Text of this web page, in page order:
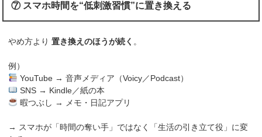
⑦ スマホ時間を“低刺激習慣”に置き換える
やめ方より置き換えのほうが続く 。
例）
YouTube → 音声メディア（Voicy／Podcast）
SNS → Kindle／紙の本
暇つぶし → メモ・日記アプリ
→ スマホが「時間の奪い手」ではなく「生活の引き立て役」に変